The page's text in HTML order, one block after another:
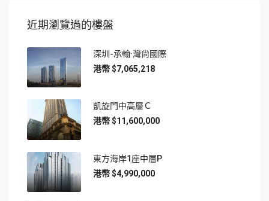
近期瀏覽過的樓盤
深圳-承翰·灣尙國際
$7,065,218
凱旋門中高層Ｃ
$11,600,000
東方海岸1座中層P
$4,990,000